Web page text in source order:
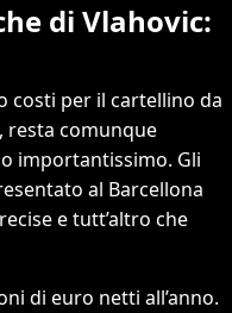
di Vlahovic:
costi per il cartellino da
resta comunque
importantissimo. Gli
al Barcellona
e tutt’altro che
di euro netti all’anno.